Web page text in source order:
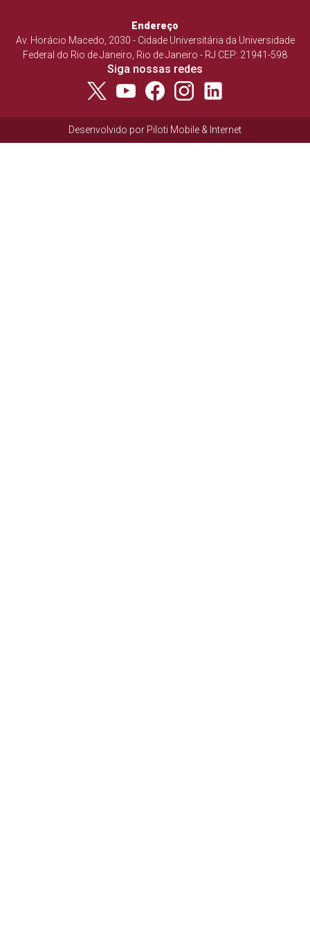
Endereço
Av. Horácio Macedo, 2030 - Cidade Universitária da Universidade
Federal do Rio de Janeiro, Rio de Janeiro - RJ CEP: 21941-598
Siga nossas redes
Desenvolvido por Piloti Mobile & Internet